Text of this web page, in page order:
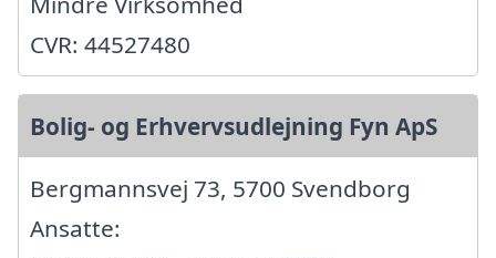
CVR: 44527480
Bolig- og Erhvervsudlejning Fyn ApS
Bergmannsvej 73, 5700 Svendborg
Ansatte: